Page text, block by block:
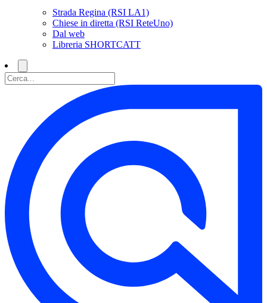
Strada Regina (RSI LA1)
Chiese in diretta (RSI ReteUno)
Dal web
Libreria SHORTCATT